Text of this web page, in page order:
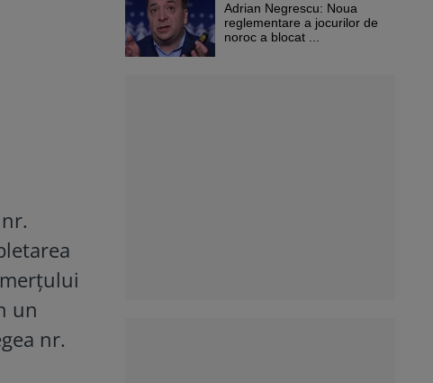
un
nr.
Adrian Negrescu: Noua
reglementare a jocurilor de
noroc a blocat ...